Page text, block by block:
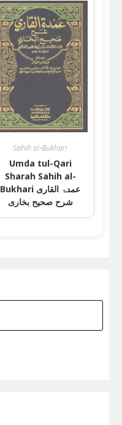
Sahih al-Bukhari
Umda tul-Qari
Sharah Sahih al-
Bukhari عمدۃ القاری
شرح صحیح بخاری